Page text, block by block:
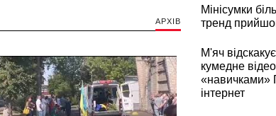
АРХІВ
Мінісумки
тренд
М'яч
кумедне
«навичками»
інтернет